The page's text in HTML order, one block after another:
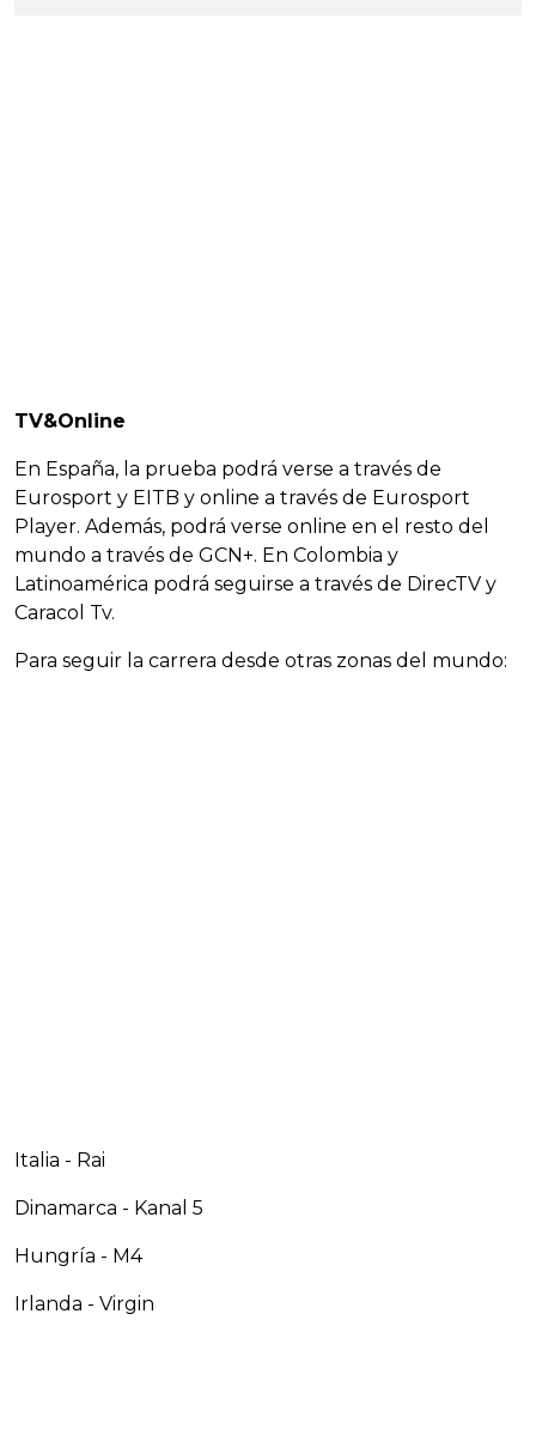
TV&Online
En España, la prueba podrá verse a través de
Eurosport y EITB y online a través de Eurosport
Player. Además, podrá verse online en el resto del
mundo a través de GCN+. En Colombia y
Latinoamérica podrá seguirse a través de DirecTV y
Caracol Tv.
Para seguir la carrera desde otras zonas del mundo:
Italia - Rai
Dinamarca - Kanal 5
Hungría - M4
Irlanda - Virgin